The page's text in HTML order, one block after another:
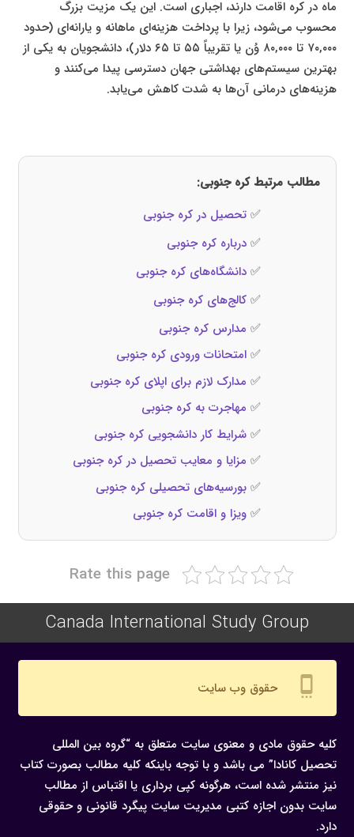
ماه در کره اقامت دارند، اجباری است. این یک مزیت بزرگ
محسوب می‌شود، زیرا با پرداخت هزینه‌ای ماهانه و یارانه‌ای (حدود
۷۰,۰۰۰ تا ۸۰,۰۰۰ وُن یا تقریباً ۵۵ تا ۶۵ دلار)، دانشجویان به یکی از
بهترین سیستم‌های بهداشتی جهان دسترسی پیدا می‌کنند و
هزینه‌های درمانی آن‌ها به شدت کاهش می‌یابد.
مطالب مرتبط کره جنوبی:
✅تحصیل در کره جنوبی
✅درباره کره جنوبی
✅دانشگاه‌های کره جنوبی
✅کالج‌های کره جنوبی
✅ مدارس کره جنوبی
✅امتحانات ورودی کره جنوبی
✅ مدارک لازم برای اپلای کره جنوبی
✅ مهاجرت به کره جنوبی
✅شرایط کار دانشجویی کره جنوبی
✅ مزایا و معایب تحصیل در کره جنوبی
✅بورسیه‌های تحصیلی کره جنوبی
✅ویزا و اقامت کره جنوبی
Rate this page
Canada International Study Group
settings_cell حقوق وب سایت
کلیه حقوق مادی و معنوی سایت متعلق به “گروه بین المللی
تحصیل کانادا” می باشد و با توجه باینکه کلیه مطالب بصورت کتاب
نیز منتشر شده است، هرگونه كپی برداری یا اقتباس از مطالب
سایت بدون اجازه كتبی مدیریت سایت پیگرد قانونی و حقوقی
دارد.